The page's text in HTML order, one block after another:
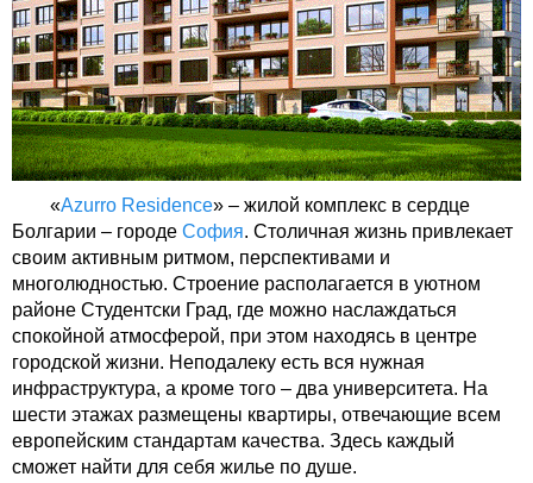
«Azurro Residence» – жилой комплекс в сердце
Болгарии – городе София. Столичная жизнь привлекает
своим активным ритмом, перспективами и
многолюдностью. Строение располагается в уютном
районе Студентски Град, где можно наслаждаться
спокойной атмосферой, при этом находясь в центре
городской жизни. Неподалеку есть вся нужная
инфраструктура, а кроме того – два университета. На
шести этажах размещены квартиры, отвечающие всем
европейским стандартам качества. Здесь каждый
сможет найти для себя жилье по душе.